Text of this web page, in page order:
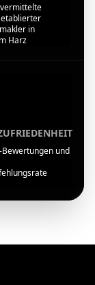
in
Harz
Bewertungen und